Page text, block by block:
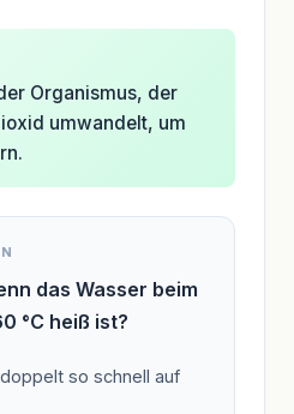
Organismus, der
umwandelt, um
das Wasser beim
°C heiß ist?
so schnell auf